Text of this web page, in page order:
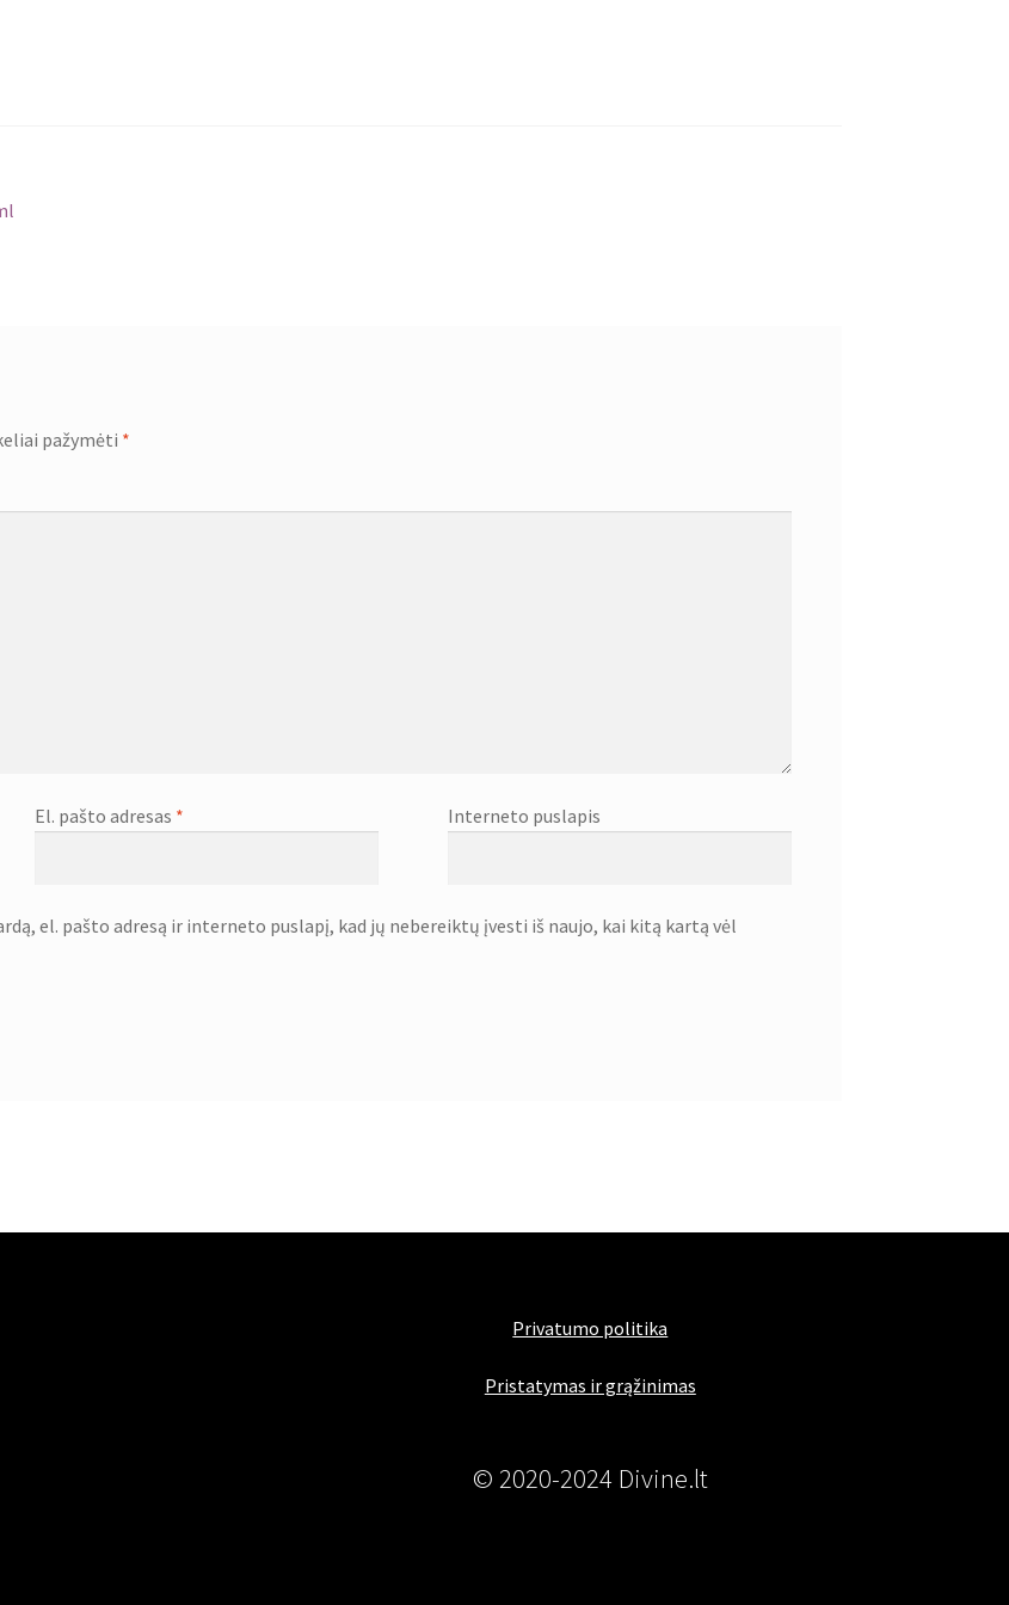
pažymėti *
El. pašto adresas * Interneto puslapis
el. pašto adresą ir interneto puslapį, kad jų nebereiktų įvesti iš naujo, kai kitą kartą vėl
Privatumo politika
Pristatymas ir grąžinimas
© 2020-2024 Divine.lt